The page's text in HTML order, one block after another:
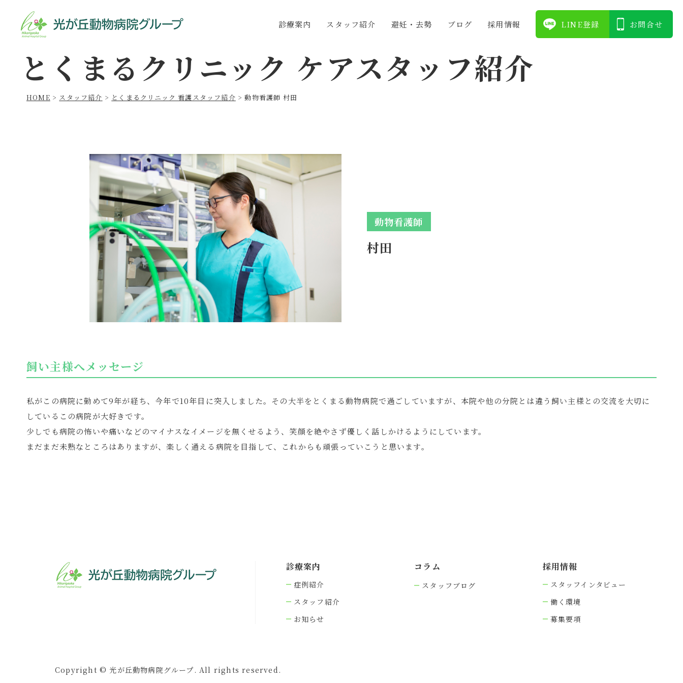
診療案内 スタッフ紹介 避妊・去勢 ブログ 採⽤情報 LINE登録 お問合せ
とくまるクリニック ケアスタッフ紹介
HOME > スタッフ紹介 > とくまるクリニック 看護スタッフ紹介 >動物看護師 村田
動物看護師
村田
飼い主様へメッセージ
私がこの病院に勤めて9年が経ち、今年で10年目に突入しました。その大半をとくまる動物病院で過ごしていますが、本院や他の分院とは違う飼い主様との交流を大切に
しているこの病院が大好きです。
少しでも病院の怖いや痛いなどのマイナスなイメージを無くせるよう、笑顔を絶やさず優しく話しかけるようにしています。
まだまだ未熟なところはありますが、楽しく通える病院を目指して、これからも頑張っていこうと思います。
診療案内
症例紹介
スタッフ紹介
お知らせ
コラム
スタッフブログ
採⽤情報
スタッフインタビュー
働く環境
募集要項
Copyright © 光が丘動物病院グループ. All rights reserved.